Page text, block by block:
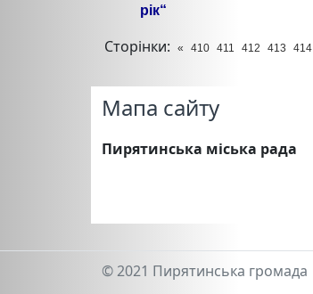
рік“
Сторінки: « 410 411 412 413 414
Мапа сайту
Пирятинська міська рада
© 2021 Пирятинська громада